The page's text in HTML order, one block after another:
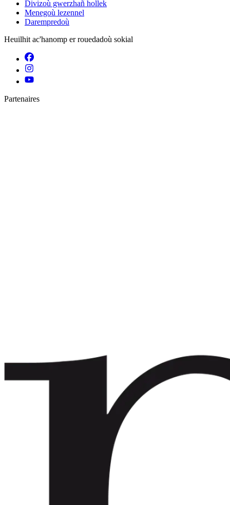
Divizoù gwerzhañ hollek
Menegoù lezennel
Darempredoù
Heuilhit ac'hanomp er rouedadoù sokial
Partenaires